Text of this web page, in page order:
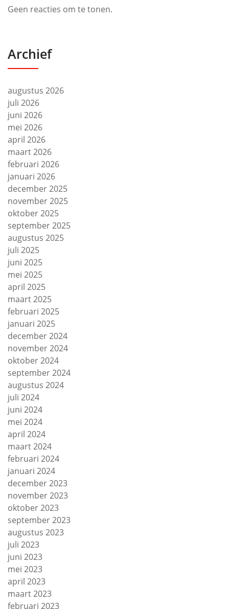
Geen reacties om te tonen.
Archief
augustus 2026
juli 2026
juni 2026
mei 2026
april 2026
maart 2026
februari 2026
januari 2026
december 2025
november 2025
oktober 2025
september 2025
augustus 2025
juli 2025
juni 2025
mei 2025
april 2025
maart 2025
februari 2025
januari 2025
december 2024
november 2024
oktober 2024
september 2024
augustus 2024
juli 2024
juni 2024
mei 2024
april 2024
maart 2024
februari 2024
januari 2024
december 2023
november 2023
oktober 2023
september 2023
augustus 2023
juli 2023
juni 2023
mei 2023
april 2023
maart 2023
februari 2023